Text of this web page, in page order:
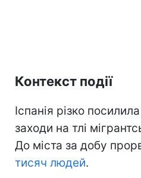
Контекст події
Іспанія різко
заходи на тлі
До міста за добу
тисяч людей.